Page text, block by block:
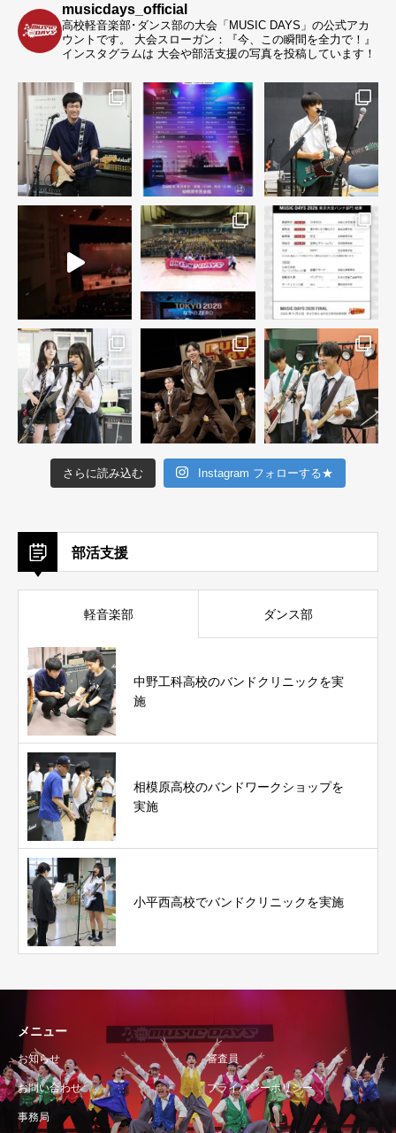
musicdays_official
高校軽音楽部･ダンス部の大会「MUSIC DAYS」の公式アカ
ウントです。
大会スローガン：『今、この瞬間を全力で！』
インスタグラムは 大会や部活支援の写真を投稿しています！
さらに読み込む Instagram フォローする★
部活支援
軽音楽部 ダンス部
中野工科高校のバンドクリニックを実
施
相模原高校のバンドワークショップを
実施
小平西高校でバンドクリニックを実施
メニュー
お知らせ 審査員
お問い合わせ プライバシーポリシー
事務局